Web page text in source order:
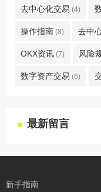
去中心化交易 (4)
操作指南 (8) 去中
OKX资讯 (7) 风险
数字资产交易 (6)
最新留言
新手指南